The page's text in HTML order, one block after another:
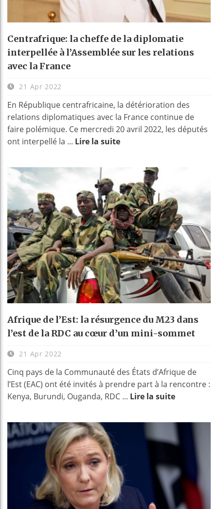
Centrafrique: la cheffe de la diplomatie
interpellée à l’Assemblée sur les relations
avec la France
21 Apr 2022
En République centrafricaine, la détérioration des
relations diplomatiques avec la France continue de
faire polémique. Ce mercredi 20 avril 2022, les députés
ont interpellé la ... Lire la suite
Afrique de l’Est: la résurgence du M23 dans
l’est de la RDC au cœur d’un mini-sommet
21 Apr 2022
Cinq pays de la Communauté des États d’Afrique de
l’Est (EAC) ont été invités à prendre part à la rencontre :
Kenya, Burundi, Ouganda, RDC ... Lire la suite